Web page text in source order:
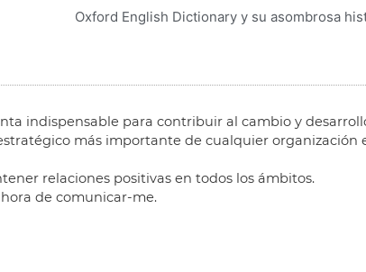
Oxford English Dictionary y su asombrosa
indispensable para contribuir al cambio y
más importante de cualquier organización
relaciones positivas en todos los ámbitos.
de comunicar-me.